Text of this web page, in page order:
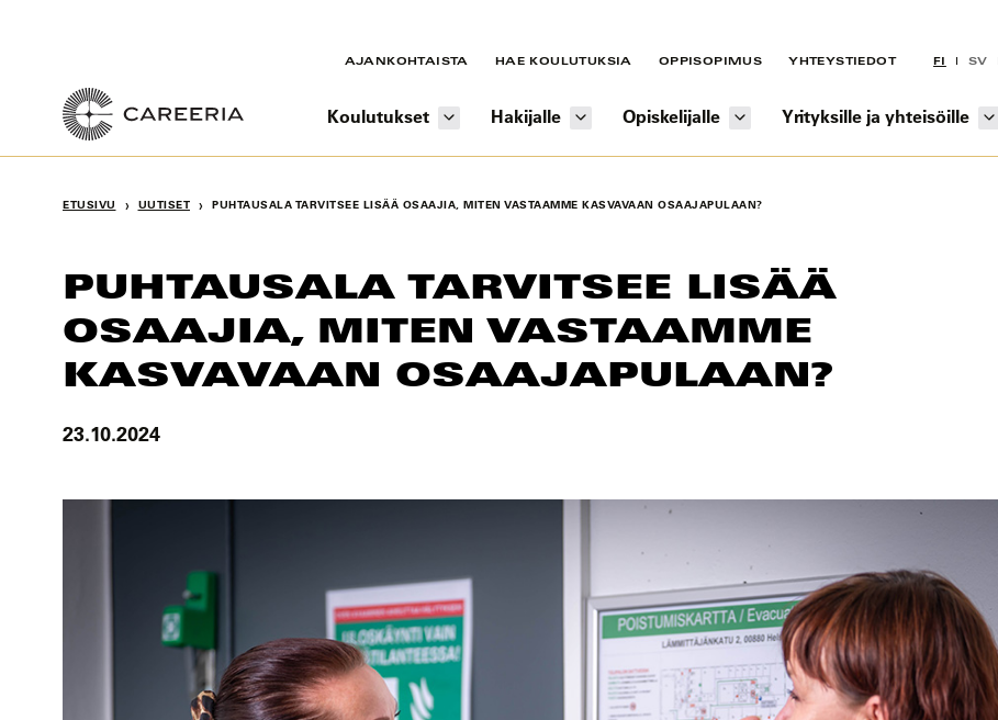
AJANKOHTAISTA HAE KOULUTUKSIA OPPISOPIMUS YHTEYSTIEDOT FI SV
Koulutukset Hakijalle Opiskelijalle Yrityksille ja yhteisöille
ETUSIVU › UUTISET › PUHTAUSALA TARVITSEE LISÄÄ OSAAJIA, MITEN VASTAAMME KASVAVAAN OSAAJAPULAAN?
PUHTAUSALA TARVITSEE LISÄÄ
OSAAJIA, MITEN VASTAAMME
KASVAVAAN OSAAJAPULAAN?
23.10.2024